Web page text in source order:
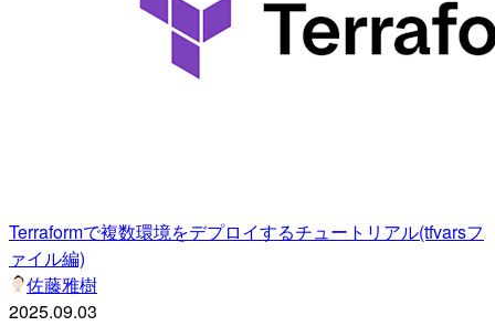
Terraformで複数環境をデプロイするチュートリアル(tfvarsフ
ァイル編)
佐藤雅樹
2025.09.03